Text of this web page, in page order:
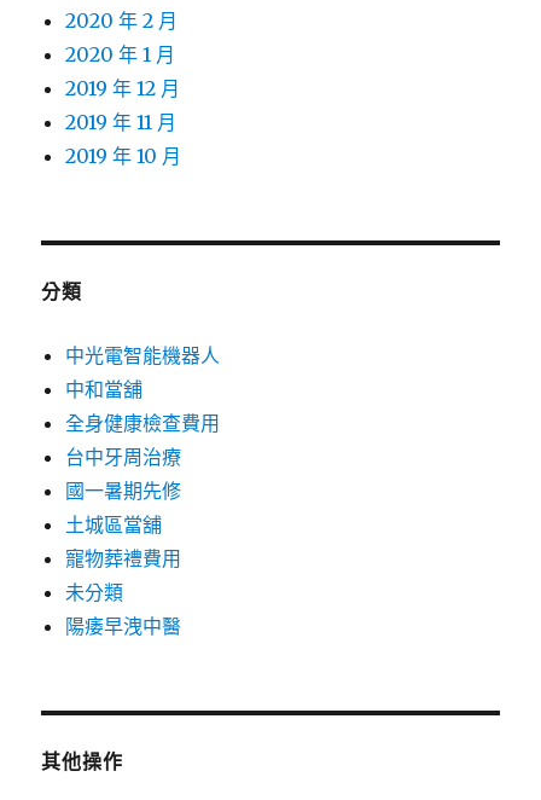
2020 年 2 月
2020 年 1 月
2019 年 12 月
2019 年 11 月
2019 年 10 月
分類
中光電智能機器人
中和當舖
全身健康檢查費用
台中牙周治療
國一暑期先修
土城區當舖
寵物葬禮費用
未分類
陽痿早洩中醫
其他操作